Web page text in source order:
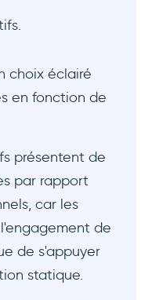
choix éclairé
en fonction de
présentent de
par rapport
car les
de
de s'appuyer
statique.